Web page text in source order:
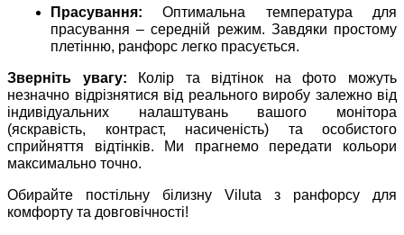
Прасування: Оптимальна температура для
прасування – середній режим. Завдяки простому
плетінню, ранфорс легко прасується.
Зверніть увагу: Колір та відтінок на фото можуть
незначно відрізнятися від реального виробу залежно від
індивідуальних налаштувань вашого монітора
(яскравість, контраст, насиченість) та особистого
сприйняття відтінків. Ми прагнемо передати кольори
максимально точно.
Обирайте постільну білизну Viluta з ранфорсу для
комфорту та довговічності!